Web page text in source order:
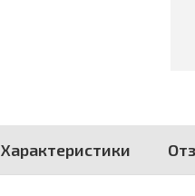
Характеристики